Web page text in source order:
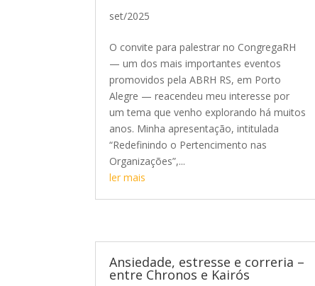
set/2025
O convite para palestrar no CongregaRH
— um dos mais importantes eventos
promovidos pela ABRH RS, em Porto
Alegre — reacendeu meu interesse por
um tema que venho explorando há muitos
anos. Minha apresentação, intitulada
“Redefinindo o Pertencimento nas
Organizações”,...
ler mais
Ansiedade, estresse e correria –
entre Chronos e Kairós